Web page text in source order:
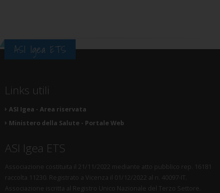
ASI Igea ETS
Links utili
ASI Igea - Area riservata
Ministero della Salute - Portale Web
ASI Igea ETS
Associazione costituita il 21/11/2022 mediante atto pubblico rep. 16181
raccolta 11230. Registrato a Vicenza il 01/12/2022 al n. 40097-IT.
Associazione iscritta al Registro Unico Nazionale del Terzo Settore.